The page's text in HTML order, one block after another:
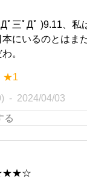
ﾟ三ﾟДﾟ )9.11、私
にいるのとはま
。
★1
2024/04/03